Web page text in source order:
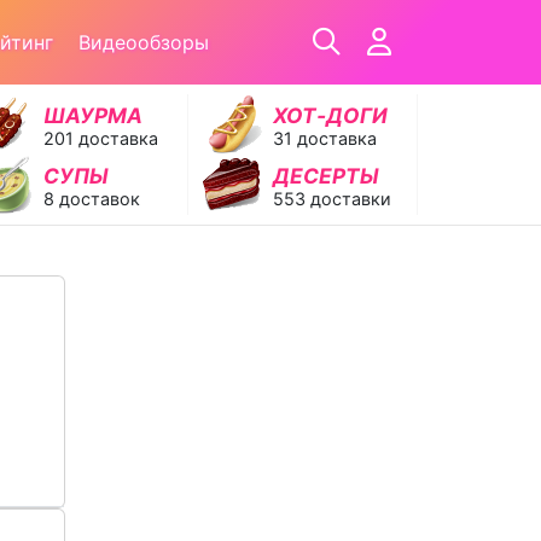
Видеообзоры
ШАУРМА
201 доставка
ХОТ‑ДОГИ
31 доставка
СУПЫ
8 доставок
ДЕСЕРТЫ
553 доставки